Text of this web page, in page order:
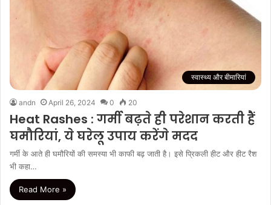
स्वास्थ्य और बीमारियां
andn April 26, 2024 0 20
Heat Rashes : गर्मी बढ़ते ही परेशान करती हैं
घमौरियां, ये घरेलू उपाय करेंगे मदद
गर्मी के आते ही घमौरियों की समस्या भी काफी बढ़ जाती है। इसे प्रिकली हीट और हीट रैश
भी कहा…
Read More »